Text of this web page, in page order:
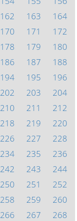
162 163
164
170 171
172
178 179
180
186 187
188
194 195
196
202 203
204
210 211
212
218 219
220
226 227
228
234 235
236
242 243
244
250 251
252
258 259
260
266 267
268